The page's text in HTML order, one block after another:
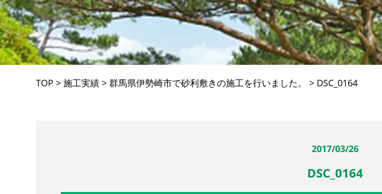
TOP > 施工実績 > 群馬県伊勢崎市で砂利敷きの施工を行いました。 > DSC_0164
2017/03/26
DSC_0164